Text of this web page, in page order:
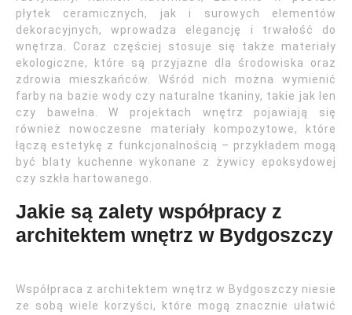
płytek ceramicznych, jak i surowych elementów
dekoracyjnych, wprowadza elegancję i trwałość do
wnętrza. Coraz częściej stosuje się także materiały
ekologiczne, które są przyjazne dla środowiska oraz
zdrowia mieszkańców. Wśród nich można wymienić
farby na bazie wody czy naturalne tkaniny, takie jak len
czy bawełna. W projektach wnętrz pojawiają się
również nowoczesne materiały kompozytowe, które
łączą estetykę z funkcjonalnością – przykładem mogą
być blaty kuchenne wykonane z żywicy epoksydowej
czy szkła hartowanego.
Jakie są zalety współpracy z
architektem wnętrz w Bydgoszczy
Współpraca z architektem wnętrz w Bydgoszczy niesie
ze sobą wiele korzyści, które mogą znacznie ułatwić